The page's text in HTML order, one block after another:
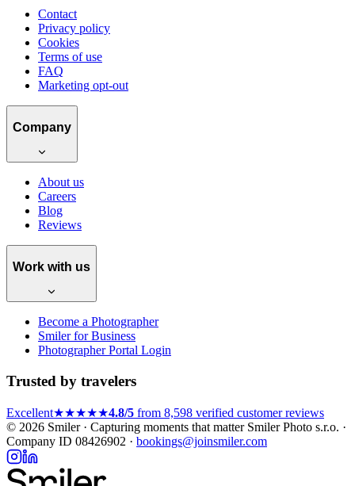
Contact
Privacy policy
Cookies
Terms of use
FAQ
Marketing opt-out
Company
About us
Careers
Blog
Reviews
Work with us
Become a Photographer
Smiler for Business
Photographer Portal Login
Trusted by travelers
Excellent★★★★★4.8/5 from 8,598 verified customer reviews
© 2026 Smiler · Capturing moments that matterSmiler Photo s.r.o. ·
Company ID 08426902 · bookings@joinsmiler.com